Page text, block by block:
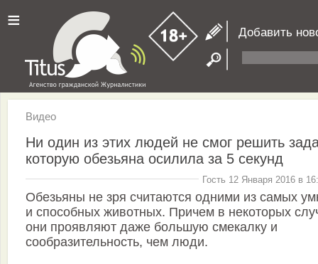
≡ Добавить
Видео
Ни один из этих людей не смог решить
которую обезьяна осилила за 5 секунд
Гость 12 Января 2016 в
Обезьяны не зря считаются одними из самых
и способных животных. Причем в некоторых
они проявляют даже большую смекалку и
сообразительность, чем люди.